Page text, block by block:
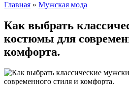
Главная » Мужская мода
Как выбрать
костюмы для
комфорта.